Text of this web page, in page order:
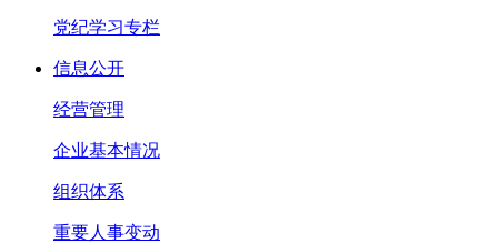
党纪学习专栏
信息公开
经营管理
企业基本情况
组织体系
重要人事变动